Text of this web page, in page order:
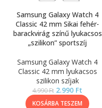
Samsung Galaxy Watch 4
Classic 42 mm Sikai fehér-
barackvirág színű lyukacsos
„szilikon” sportszíj
Samsung Galaxy Watch 4
Classic 42 mm lyukacsos
szilikon szíjak
4.990Ft 2.990 Ft
KOSÁRBA TESZEM